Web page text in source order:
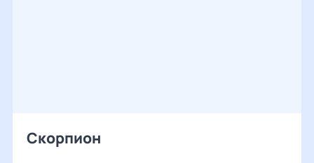
Скорпион